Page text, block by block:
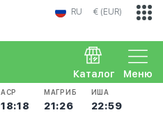
RU € (EUR)
Меню
Каталог
АСР
18:18
МАГРИБ
21:26
ИША
22:59